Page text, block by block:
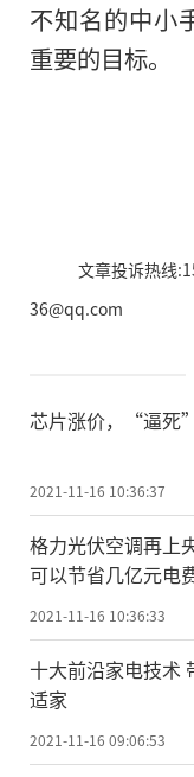
不知名的中小
重要的目标。
文章投诉热线
36@qq.com
芯片涨价，“逼死
2021-11-16 10:36:37
格力光伏空调再上
可以节省几亿元电
2021-11-16 10:36:33
十大前沿家电技术
适家
2021-11-16 09:06:53